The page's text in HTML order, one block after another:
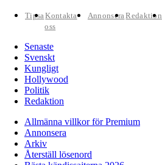
TipsaKontakta
oss
AnnonseraRedaktion
Senaste
Svenskt
Kungligt
Hollywood
Politik
Redaktion
Allmänna villkor för Premium
Annonsera
Arkiv
Återställ lösenord